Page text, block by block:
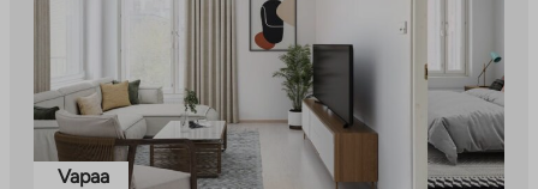
Vapaa